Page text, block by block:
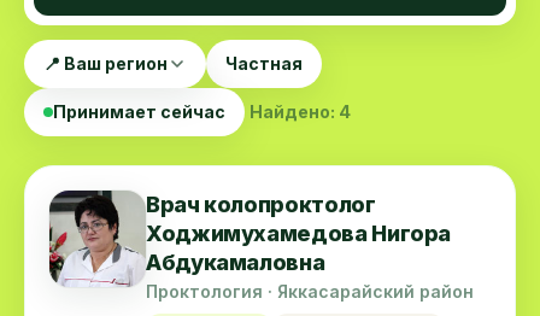
📍 Ваш регион Частная
Принимает сейчас Найдено: 4
Врач колопроктолог
Ходжимухамедова Нигора
Абдукамаловна
Проктология · Яккасарайский район